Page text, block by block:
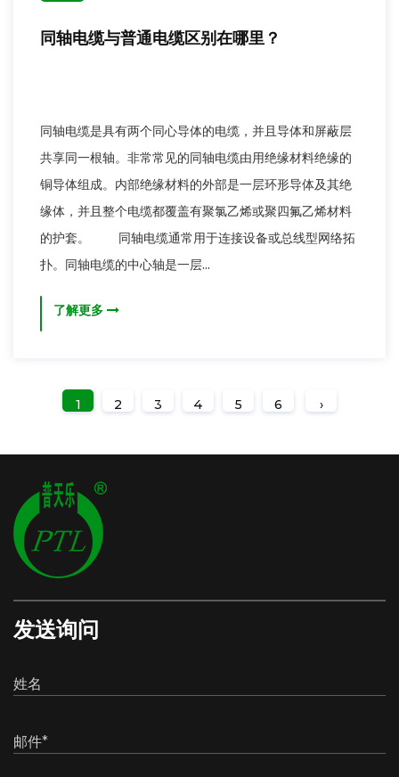
同轴电缆与普通电缆区别在哪里？
同轴电缆是具有两个同心导体的电缆，并且导体和屏蔽层
共享同一根轴。非常常见的同轴电缆由用绝缘材料绝缘的
铜导体组成。内部绝缘材料的外部是一层环形导体及其绝
缘体，并且整个电缆都覆盖有聚氯乙烯或聚四氟乙烯材料
的护套。 同轴电缆通常用于连接设备或总线型网络拓
扑。同轴电缆的中心轴是一层...
了解更多
1 2 3 4 5 6 ›
发送询问